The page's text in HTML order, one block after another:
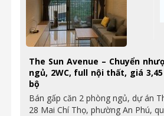
The Sun Avenue – Chuyển
ngủ, 2WC, full nội thất, giá
bộ
Bán gấp căn 2 phòng ngủ, dự án
28 Mai Chí Thọ, phường An Phú,